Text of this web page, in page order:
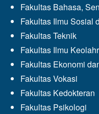
Fakultas Bahasa,
Fakultas Ilmu Sosial
Fakultas Teknik
Fakultas Ilmu
Fakultas Ekonomi
Fakultas Vokasi
Fakultas Kedokteran
Fakultas Psikologi